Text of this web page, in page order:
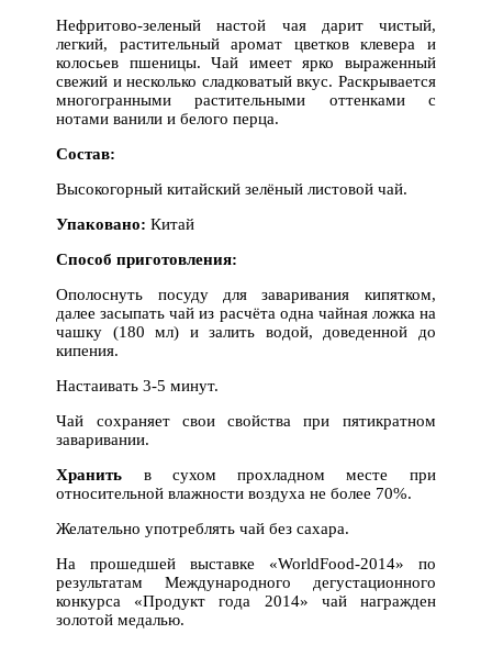
Нефритово-зеленый настой чая дарит чистый,
легкий, растительный аромат цветков клевера и
колосьев пшеницы. Чай имеет ярко выраженный
свежий и несколько сладковатый вкус. Раскрывается
многогранными растительными оттенками с
нотами ванили и белого перца.
Состав:
Высокогорный китайский зелёный листовой чай.
Упаковано: Китай
Способ приготовления:
Ополоснуть посуду для заваривания кипятком,
далее засыпать чай из расчёта одна чайная ложка на
чашку (180 мл) и залить водой, доведенной до
кипения.
Настаивать 3-5 минут.
Чай сохраняет свои свойства при пятикратном
заваривании.
Хранить в сухом прохладном месте при
относительной влажности воздуха не более 70%.
Желательно употреблять чай без сахара.
На прошедшей выставке «WorldFood-2014» по
результатам Международного дегустационного
конкурса «Продукт года 2014» чай награжден
золотой медалью.